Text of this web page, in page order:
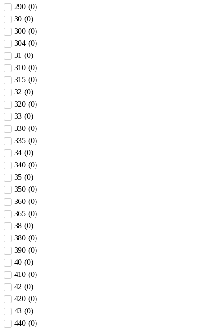
290 (0)
30 (0)
300 (0)
304 (0)
31 (0)
310 (0)
315 (0)
32 (0)
320 (0)
33 (0)
330 (0)
335 (0)
34 (0)
340 (0)
35 (0)
350 (0)
360 (0)
365 (0)
38 (0)
380 (0)
390 (0)
40 (0)
410 (0)
42 (0)
420 (0)
43 (0)
440 (0)